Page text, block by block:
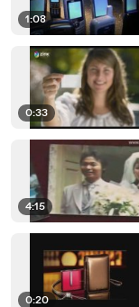
1:08
0:33
4:15
0:20